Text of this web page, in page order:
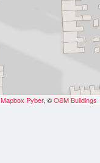
Mapbox Pyber, ©OSM Buildings